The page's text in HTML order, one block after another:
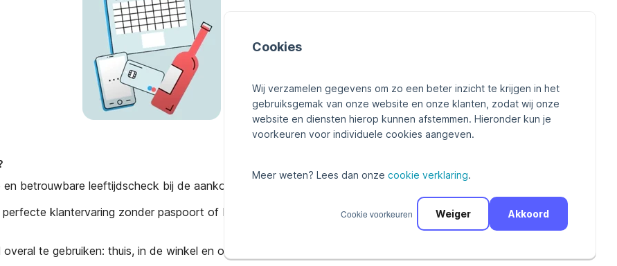
Cookies
Wij verzamelen gegevens om zo een beter inzicht te krijgen in het
gebruiksgemak van onze website en onze klanten, zodat wij onze
website en diensten hierop kunnen afstemmen. Hieronder kun je
voorkeuren voor individuele cookies aangeven.
Meer weten? Lees dan onzecookie verklaring.
Cookie voorkeuren Akkoord
Weiger
en betrouwbare leeftijdscheck bij de aankoop en levering van alcohol.
perfecte klantervaring zonder paspoort of ID-kaart.
overal te gebruiken: thuis, in de winkel en onderweg.